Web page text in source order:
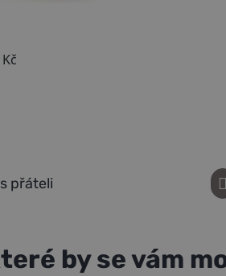
přáteli
by se vám